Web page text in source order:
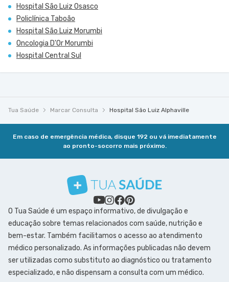
Hospital São Luiz Osasco
Policlínica Taboão
Hospital São Luiz Morumbi
Oncologia D'Or Morumbi
Hospital Central Sul
Tua Saúde Marcar Consulta Hospital São Luiz Alphaville
Em caso de emergência médica, disque 192 ou vá imediatamente
ao pronto-socorro mais próximo.
O Tua Saúde é um espaço informativo, de divulgação e
educação sobre temas relacionados com saúde, nutrição e
bem-estar. Também facilitamos o acesso ao atendimento
médico personalizado. As informações publicadas não devem
ser utilizadas como substituto ao diagnóstico ou tratamento
especializado, e não dispensam a consulta com um médico.